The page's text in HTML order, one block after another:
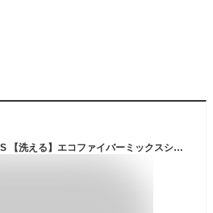
【SALE／20%OFF】any SiS 【洗える】エコファイバーミックスショート ダウン エニィスィス ジャケット・アウター ダウンジャケット・ダウンベスト ホワイト ブラック【送料無料】